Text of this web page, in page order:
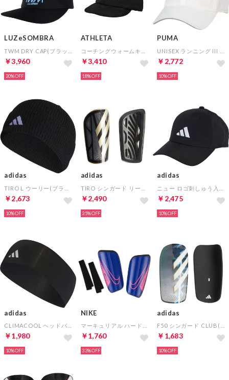
LUZeSOMBRA
￥3,960
20%
ATHLETA
￥3,410
18%
PUMA
￥2,772
10%
adidas
￥2,673
10%
adidas
￥2,490
35%
adidas
￥2,475
10%
adidas
￥1,980
10%
NIKE
￥1,760
33%
adidas
￥1,683
10%